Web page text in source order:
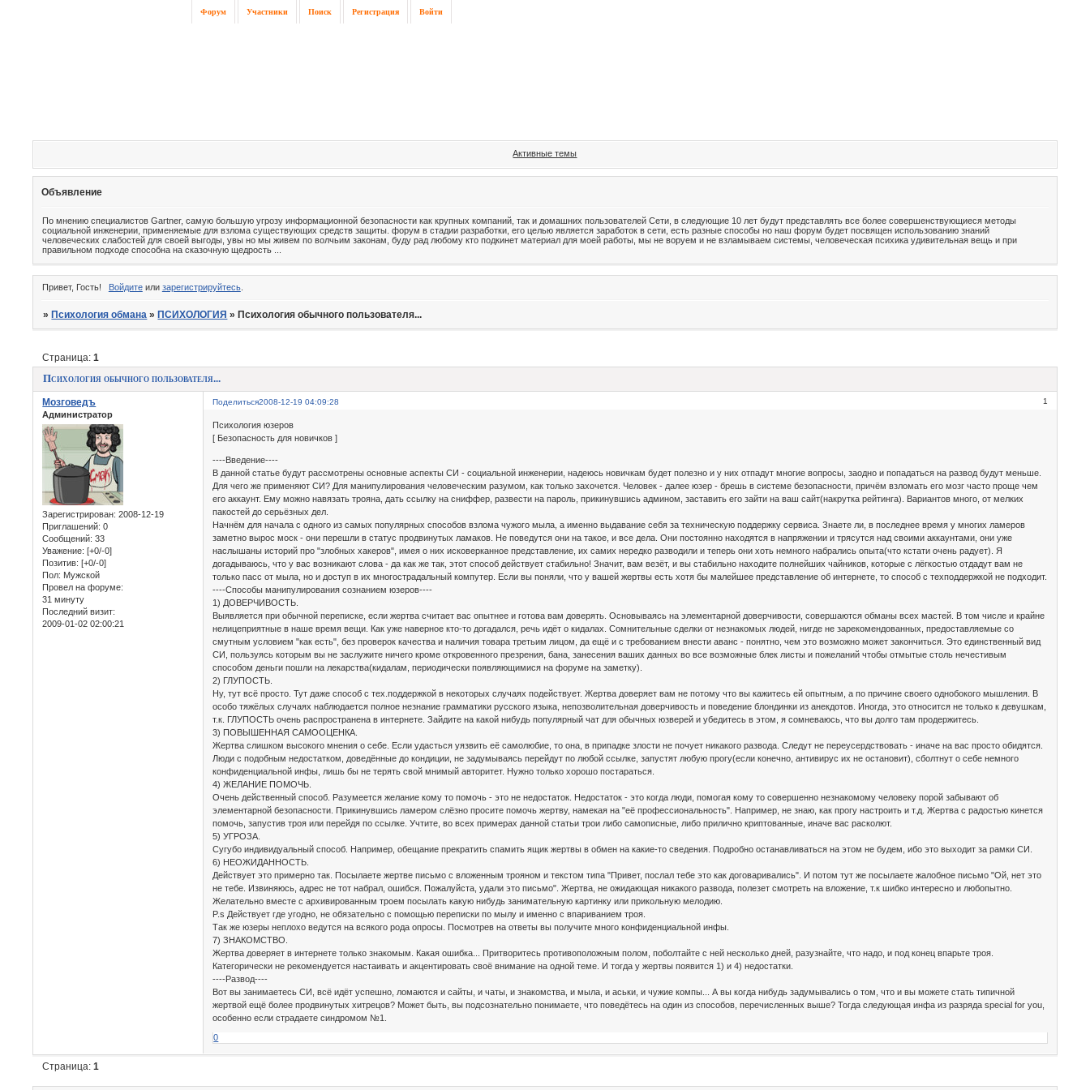
Форум Участники Поиск Регистрация Войти
Активные темы
Объявление
По мнению специалистов Gartner, самую большую угрозу информационной безопасности как крупных компаний, так и домашних пользователей Сети, в следующие 10 лет будут представлять все более совершенствующиеся методы
социальной инженерии, применяемые для взлома существующих средств защиты. форум в стадии разработки, его целью является заработок в сети, есть разные способы но наш форум будет посвящен использованию знаний
человеческих слабостей для своей выгоды, увы но мы живем по волчьим законам, буду рад любому кто подкинет материал для моей работы, мы не воруем и не взламываем системы, человеческая психика удивительная вещь и при
правильном подходе способна на сказочную щедрость ...
Привет, Гость! Войдитеили зарегистрируйтесь.
» Психология обмана » ПСИХОЛОГИЯ » Психология обычного пользователя...
Психология обычного пользователя...
Страница:1
Поделиться 1
2008-12-19 04:09:28
Мозговедъ
Администратор
Зарегистрирован: 2008-12-19
Приглашений: 0
Сообщений: 33
Уважение: [+0/-0]
Позитив: [+0/-0]
Пол: Мужской
Провел на форуме:
31 минуту
Последний визит:
2009-01-02 02:00:21
Психология юзеров
[ Безопасность для новичков ]
----Введение----
В данной статье будут рассмотрены основные аспекты СИ - социальной инженерии, надеюсь новичкам будет полезно и у них отпадут многие вопросы, заодно и попадаться на развод будут меньше.
Для чего же применяют СИ? Для манипулирования человеческим разумом, как только захочется. Человек - далее юзер - брешь в системе безопасности, причём взломать его мозг часто проще чем
его аккаунт. Ему можно навязать трояна, дать ссылку на сниффер, развести на пароль, прикинувшись админом, заставить его зайти на ваш сайт(накрутка рейтинга). Вариантов много, от мелких
пакостей до серьёзных дел.
Начнём для начала с одного из самых популярных способов взлома чужого мыла, а именно выдавание себя за техническую поддержку сервиса. Знаете ли, в последнее время у многих ламеров
заметно вырос моск - они перешли в статус продвинутых ламаков. Не поведутся они на такое, и все дела. Они постоянно находятся в напряжении и трясутся над своими аккаунтами, они уже
наслышаны историй про "злобных хакеров", имея о них исковерканное представление, их самих нередко разводили и теперь они хоть немного набрались опыта(что кстати очень радует). Я
догадываюсь, что у вас возникают слова - да как же так, этот способ действует стабильно! Значит, вам везёт, и вы стабильно находите полнейших чайников, которые с лёгкостью отдадут вам не
только пасс от мыла, но и доступ в их многострадальный компутер. Если вы поняли, что у вашей жертвы есть хотя бы малейшее представление об интернете, то способ с техподдержкой не подходит.
----Способы манипулирования сознанием юзеров----
1) ДОВЕРЧИВОСТЬ.
Выявляется при обычной переписке, если жертва считает вас опытнее и готова вам доверять. Основываясь на элементарной доверчивости, совершаются обманы всех мастей. В том числе и крайне
нелицеприятные в наше время вещи. Как уже наверное кто-то догадался, речь идёт о кидалах. Сомнительные сделки от незнакомых людей, нигде не зарекомендованных, предоставляемые со
смутным условием "как есть", без проверок качества и наличия товара третьим лицом, да ещё и с требованием внести аванс - понятно, чем это возможно может закончиться. Это единственный вид
СИ, пользуясь которым вы не заслужите ничего кроме откровенного презрения, бана, занесения ваших данных во все возможные блек листы и пожеланий чтобы отмытые столь нечестивым
способом деньги пошли на лекарства(кидалам, периодически появляющимися на форуме на заметку).
2) ГЛУПОСТЬ.
Ну, тут всё просто. Тут даже способ с тех.поддержкой в некоторых случаях подействует. Жертва доверяет вам не потому что вы кажитесь ей опытным, а по причине своего однобокого мышления. В
особо тяжёлых случаях наблюдается полное незнание грамматики русского языка, непозволительная доверчивость и поведение блондинки из анекдотов. Иногда, это относится не только к девушкам,
т.к. ГЛУПОСТЬ очень распространена в интернете. Зайдите на какой нибудь популярный чат для обычных юзверей и убедитесь в этом, я сомневаюсь, что вы долго там продержитесь.
3) ПОВЫШЕННАЯ САМООЦЕНКА.
Жертва слишком высокого мнения о себе. Если удасться уязвить её самолюбие, то она, в припадке злости не почует никакого развода. Следут не переусердствовать - иначе на вас просто обидятся.
Люди с подобным недостатком, доведённые до кондиции, не задумываясь перейдут по любой ссылке, запустят любую прогу(если конечно, антивирус их не остановит), сболтнут о себе немного
конфиденциальной инфы, лишь бы не терять свой мнимый авторитет. Нужно только хорошо постараться.
4) ЖЕЛАНИЕ ПОМОЧЬ.
Очень действенный способ. Разумеется желание кому то помочь - это не недостаток. Недостаток - это когда люди, помогая кому то совершенно незнакомому человеку порой забывают об
элементарной безопасности. Прикинувшись ламером слёзно просите помочь жертву, намекая на "её профессиональность". Например, не знаю, как прогу настроить и т.д. Жертва с радостью кинется
помочь, запустив троя или перейдя по ссылке. Учтите, во всех примерах данной статьи трои либо самописные, либо прилично криптованные, иначе вас расколют.
5) УГРОЗА.
Сугубо индивидуальный способ. Например, обещание прекратить спамить ящик жертвы в обмен на какие-то сведения. Подробно останавливаться на этом не будем, ибо это выходит за рамки СИ.
6) НЕОЖИДАННОСТЬ.
Действует это примерно так. Посылаете жертве письмо с вложенным трояном и текстом типа "Привет, послал тебе это как договаривались". И потом тут же посылаете жалобное письмо "Ой, нет это
не тебе. Извиняюсь, адрес не тот набрал, ошибся. Пожалуйста, удали это письмо". Жертва, не ожидающая никакого развода, полезет смотреть на вложение, т.к шибко интересно и любопытно.
Желательно вместе с архивированным троем посылать какую нибудь занимательную картинку или прикольную мелодию.
P.s Действует где угодно, не обязательно с помощью переписки по мылу и именно с впариванием троя.
Так же юзеры неплохо ведутся на всякого рода опросы. Посмотрев на ответы вы получите много конфиденциальной инфы.
7) ЗНАКОМСТВО.
Жертва доверяет в интернете только знакомым. Какая ошибка... Притворитесь противоположным полом, поболтайте с ней несколько дней, разузнайте, что надо, и под конец впарьте троя.
Категорически не рекомендуется настаивать и акцентировать своё внимание на одной теме. И тогда у жертвы появится 1) и 4) недостатки.
----Развод----
Вот вы занимаетесь СИ, всё идёт успешно, ломаются и сайты, и чаты, и знакомства, и мыла, и аськи, и чужие компы... А вы когда нибудь задумывались о том, что и вы можете стать типичной
жертвой ещё более продвинутых хитрецов? Может быть, вы подсознательно понимаете, что поведётесь на один из способов, перечисленных выше? Тогда следующая инфа из разряда special for you,
особенно если страдаете синдромом №1.
0
Страница:1